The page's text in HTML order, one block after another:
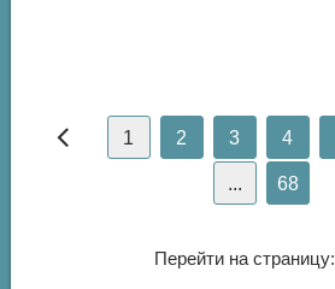
1 2 3 4
... 68
Перейти на страницу: